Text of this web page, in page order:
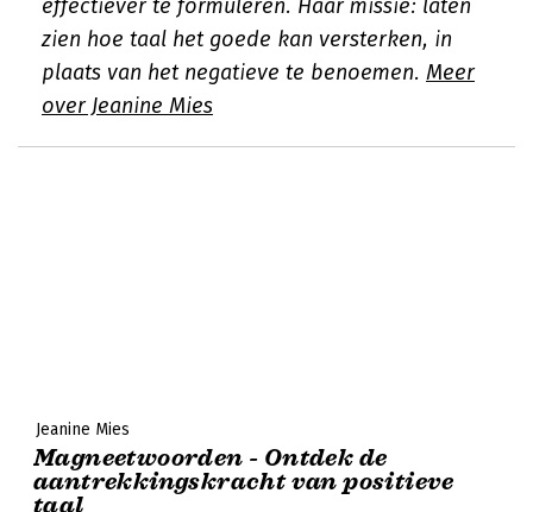
effectiever te formuleren. Haar missie: laten
zien hoe taal het goede kan versterken, in
plaats van het negatieve te benoemen. Meer
over Jeanine Mies
Jeanine Mies
Magneetwoorden - Ontdek de
aantrekkingskracht van positieve
taal